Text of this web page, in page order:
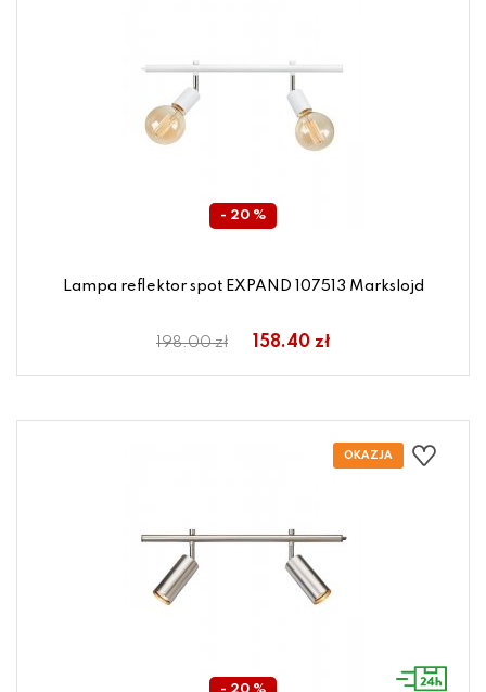
- 20 %
Lampa reflektor spot EXPAND 107513 Markslojd
198.00 zł 158.40 zł